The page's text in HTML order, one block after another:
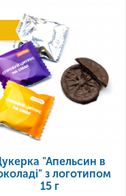
"Апельсин в
з логотипом
15 г